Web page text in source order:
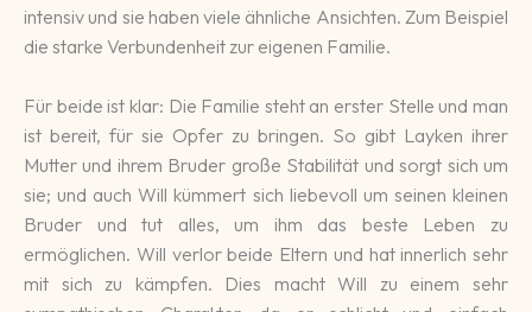
intensiv und sie haben viele ähnliche Ansichten. Zum Beispiel
die starke Verbundenheit zur eigenen Familie.
Für beide ist klar: Die Familie steht an erster Stelle und man
ist bereit, für sie Opfer zu bringen. So gibt Layken ihrer
Mutter und ihrem Bruder große Stabilität und sorgt sich um
sie; und auch Will kümmert sich liebevoll um seinen kleinen
Bruder und tut alles, um ihm das beste Leben zu
ermöglichen. Will verlor beide Eltern und hat innerlich sehr
mit sich zu kämpfen. Dies macht Will zu einem sehr